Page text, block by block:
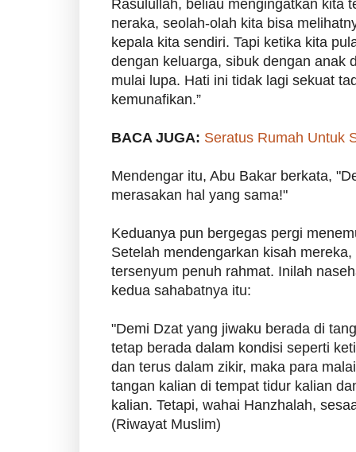
Rasulullah, beliau mengingatkan kita
neraka, seolah-olah kita bisa
kepala kita sendiri. Tapi ketika kita
dengan keluarga, sibuk dengan anak
mulai lupa. Hati ini tidak lagi sekuat
kemunafikan.”
BACA JUGA: Seratus Rumah Untuk
Mendengar itu, Abu Bakar berkata,
merasakan hal yang sama!"
Keduanya pun bergegas pergi
Setelah mendengarkan kisah
tersenyum penuh rahmat. Inilah
kedua sahabatnya itu:
"Demi Dzat yang jiwaku berada di
tetap berada dalam kondisi seperti
dan terus dalam zikir, maka para
tangan kalian di tempat tidur kalian
kalian. Tetapi, wahai Hanzhalah,
(Riwayat Muslim)